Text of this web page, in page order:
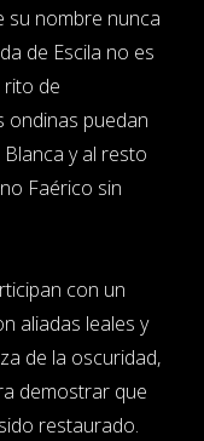
su nombre nunca
de Escila no es
rito de
ondinas puedan
y al resto
Faérico sin
con un
aliadas leales y
de la oscuridad,
demostrar que
restaurado.